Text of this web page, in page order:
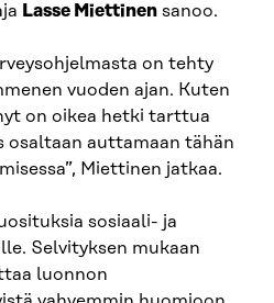
Lasse Miettinen sanoo.
on tehty
vuoden ajan. Kuten
on oikea hetki tarttua
osaltaan auttamaan tähän
Miettinen jatkaa.
sosiaali- ja
Selvityksen mukaan
luonnon